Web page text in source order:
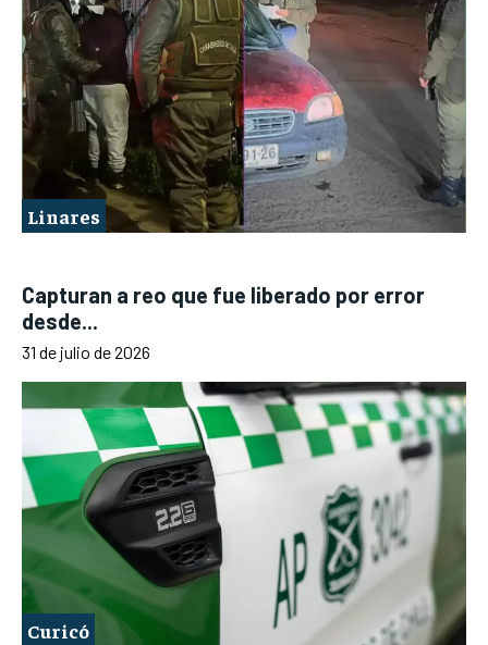
Linares
Capturan a reo que fue liberado por error
desde...
31 de julio de 2026
Curicó